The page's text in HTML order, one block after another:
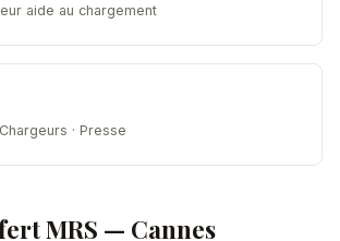
aide au chargement
Chargeurs · Presse
MRS — Cannes